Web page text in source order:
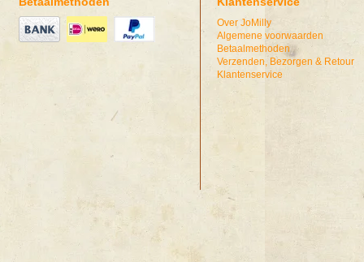
Over JoMilly
Algemene voorwaarden
Betaalmethoden
Verzenden, Bezorgen & Retour
Klantenservice